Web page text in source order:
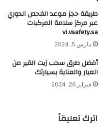
طريقة حجز موعد الفحص الدوري
عبر مركز سلامة المركبات
vi.vsafety.sa
مارس 5, 2024
أفضل طرق سحب زيت القير من
العيار والعناية بسيارتك
فبراير 26, 2024
اترك تعليقاً